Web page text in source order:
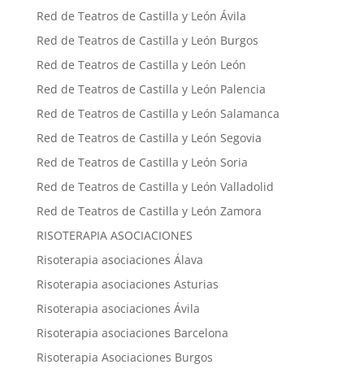
Red de Teatros de Castilla y León Ávila
Red de Teatros de Castilla y León Burgos
Red de Teatros de Castilla y León León
Red de Teatros de Castilla y León Palencia
Red de Teatros de Castilla y León Salamanca
Red de Teatros de Castilla y León Segovia
Red de Teatros de Castilla y León Soria
Red de Teatros de Castilla y León Valladolid
Red de Teatros de Castilla y León Zamora
RISOTERAPIA ASOCIACIONES
Risoterapia asociaciones Álava
Risoterapia asociaciones Asturias
Risoterapia asociaciones Ávila
Risoterapia asociaciones Barcelona
Risoterapia Asociaciones Burgos